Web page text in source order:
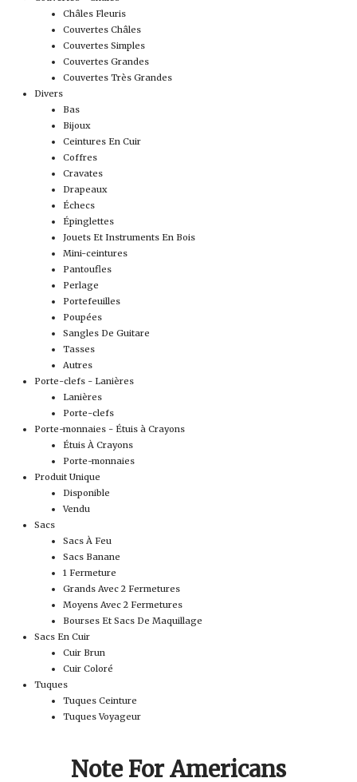
Note For Americans
Châles Fleuris
Couvertes Châles
Couvertes Simples
Couvertes Grandes
Couvertes Très Grandes
Divers
Bas
Bijoux
Ceintures En Cuir
Coffres
Cravates
Drapeaux
Échecs
Épinglettes
Jouets Et Instruments En Bois
Mini-ceintures
Pantoufles
Perlage
Portefeuilles
Poupées
Sangles De Guitare
Tasses
Autres
Porte-clefs - Lanières
Lanières
Porte-clefs
Porte-monnaies - Étuis à Crayons
Étuis À Crayons
Porte-monnaies
Produit Unique
Disponible
Vendu
Sacs
Sacs À Feu
Sacs Banane
1 Fermeture
Grands Avec 2 Fermetures
Moyens Avec 2 Fermetures
Bourses Et Sacs De Maquillage
Sacs En Cuir
Cuir Brun
Cuir Coloré
Tuques
Tuques Ceinture
Tuques Voyageur